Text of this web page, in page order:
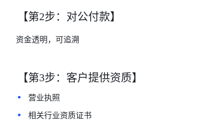
【第2步：对公付款】
资金透明 ，可追溯
【第3步：客户提供资质】
•
营业执照
• 相关行业资质证书